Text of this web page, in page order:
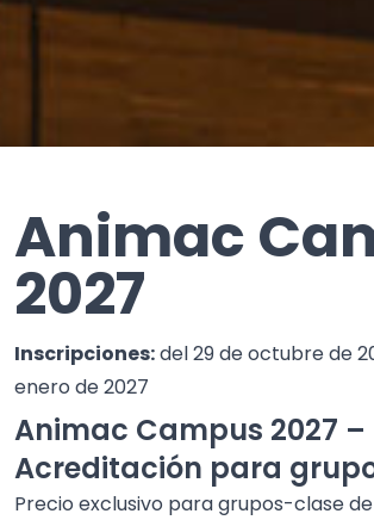
Animac
2027
Inscripciones:del 29 de octubre de
enero de 2027
Animac Campus 2027 –
Acreditación para
Precio exclusivo para grupos-clase